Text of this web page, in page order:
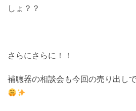
しょ？？
さらにさらに！！
補聴器の相談会も今回の売り出し